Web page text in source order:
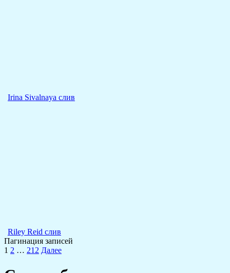
Irina Sivalnaya слив
Riley Reid слив
Пагинация записей
1 2 … 212 Далее